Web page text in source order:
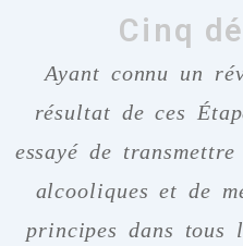
Cinq
Ayant connu un
résultat de ces
essayé de
alcooliques et de
principes dans tous